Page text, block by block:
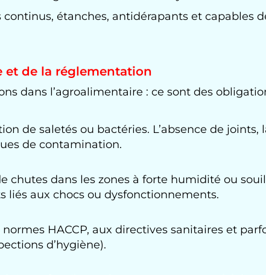
continus, étanches, antidérapants et capables
et de la réglementation
dans l’agroalimentaire : ce sont des
de saletés ou bactéries. L’absence de
de contamination.
chutes dans les zones à forte humidité ou
liés aux chocs ou dysfonctionnements.
HACCP, aux directives sanitaires et
d’hygiène).